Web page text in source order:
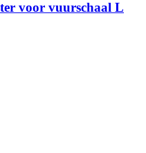
voor vuurschaal L